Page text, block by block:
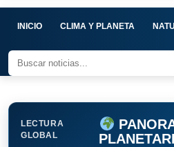
INICIO CLIMA Y PLANETA
LECTURA
GLOBAL